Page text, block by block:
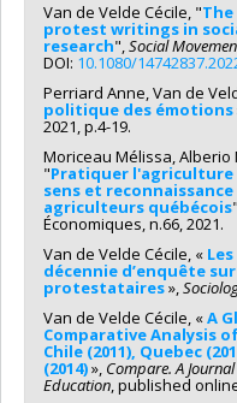
Van de Velde Cécile, "
protest writings in
research",Social
DOI: 10.1080/
Perriard Anne, Van de
politique des émotions
2021, p.4-19.
Moriceau Mélissa, Alberio
"Pratiquer l'agriculture
sens et
agriculteurs québécois
Économiques, n.66, 2021.
Van de Velde Cécile, «
décennie d’enquête
protestataires»,
Van de Velde Cécile, «A
Comparative Analysis
Chile (2011), Quebec
(2014)», Compare. A
Education, published